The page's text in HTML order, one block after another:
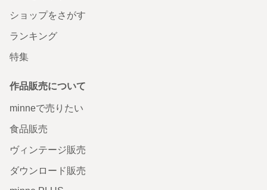
ショップをさがす
ランキング
特集
作品販売について
minneで売りたい
食品販売
ヴィンテージ販売
ダウンロード販売